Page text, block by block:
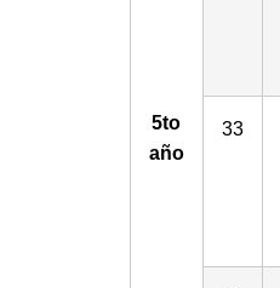
5to
año
33